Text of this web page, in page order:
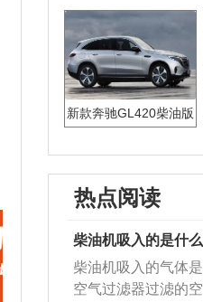
新款奔驰GL420柴油版
热点阅读
柴油机吸入的是什
柴油机吸入的气体
空气过滤器过滤的